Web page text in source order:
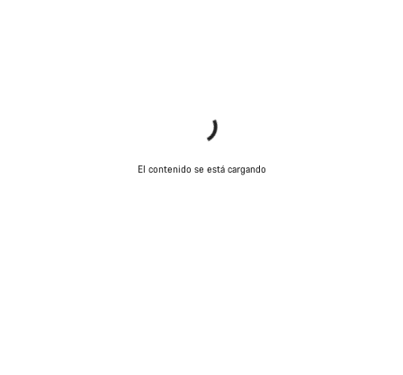
El contenido se está cargando
Cerrar